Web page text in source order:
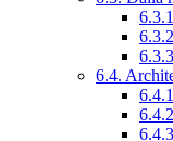
6.4.